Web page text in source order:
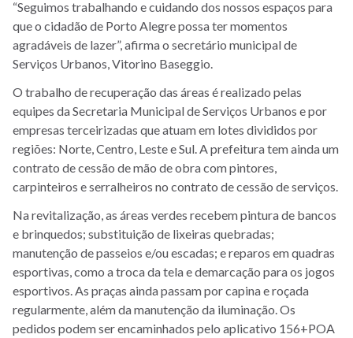
“Seguimos trabalhando e cuidando dos nossos espaços para
que o cidadão de Porto Alegre possa ter momentos
agradáveis de lazer”, afirma o secretário municipal de
Serviços Urbanos, Vitorino Baseggio.
O trabalho de recuperação das áreas é realizado pelas
equipes da Secretaria Municipal de Serviços Urbanos e por
empresas terceirizadas que atuam em lotes divididos por
regiões: Norte, Centro, Leste e Sul. A prefeitura tem ainda um
contrato de cessão de mão de obra com pintores,
carpinteiros e serralheiros no contrato de cessão de serviços.
Na revitalização, as áreas verdes recebem pintura de bancos
e brinquedos; substituição de lixeiras quebradas;
manutenção de passeios e/ou escadas; e reparos em quadras
esportivas, como a troca da tela e demarcação para os jogos
esportivos. As praças ainda passam por capina e roçada
regularmente, além da manutenção da iluminação. Os
pedidos podem ser encaminhados pelo aplicativo 156+POA